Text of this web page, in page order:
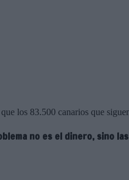
los 83.500 canarios que
no es el dinero, sino las